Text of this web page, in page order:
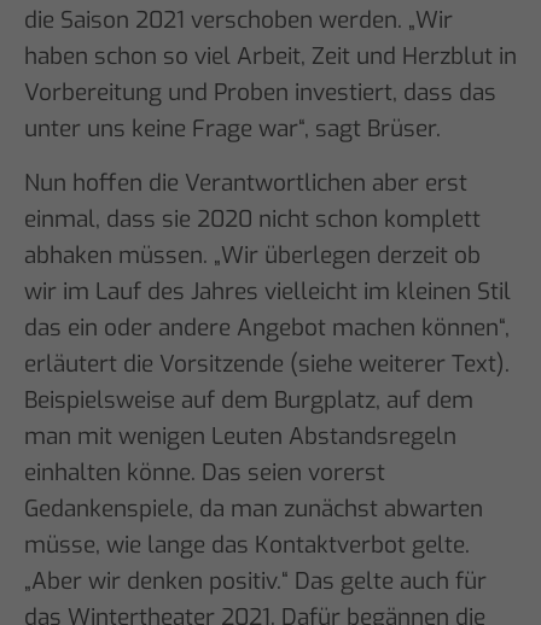
die Saison 2021 verschoben werden. „Wir
haben schon so viel Arbeit, Zeit und Herzblut in
Vorbereitung und Proben investiert, dass das
unter uns keine Frage war“, sagt Brüser.
Nun hoffen die Verantwortlichen aber erst
einmal, dass sie 2020 nicht schon komplett
abhaken müssen. „Wir überlegen derzeit ob
wir im Lauf des Jahres vielleicht im kleinen Stil
das ein oder andere Angebot machen können“,
erläutert die Vorsitzende (siehe weiterer Text).
Beispielsweise auf dem Burgplatz, auf dem
man mit wenigen Leuten Abstandsregeln
einhalten könne. Das seien vorerst
Gedankenspiele, da man zunächst abwarten
müsse, wie lange das Kontaktverbot gelte.
„Aber wir denken positiv.“ Das gelte auch für
das Wintertheater 2021. Dafür begännen die